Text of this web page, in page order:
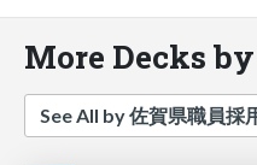
More Decks by
See All by 佐賀県職員採